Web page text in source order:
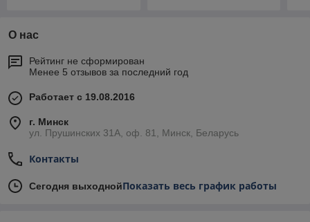
О нас
Рейтинг не сформирован
Менее 5 отзывов за последний год
Работает с 19.08.2016
г. Минск
ул. Прушинских 31А, оф. 81, Минск, Беларусь
Контакты
Сегодня выходнойПоказать весь график работы